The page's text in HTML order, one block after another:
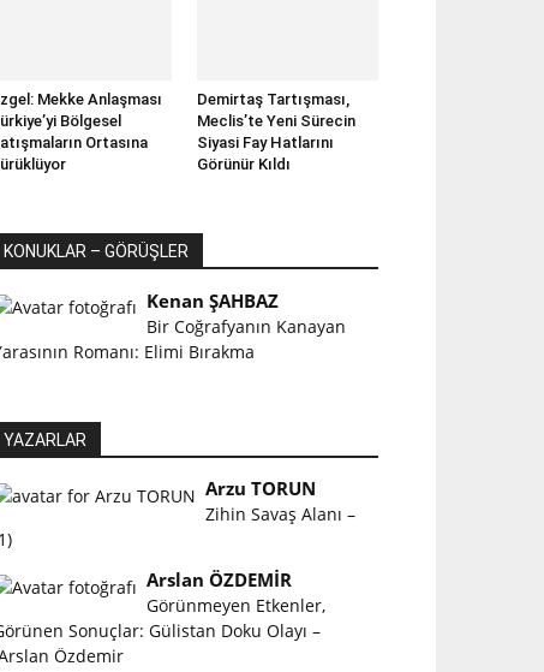
Mekke Anlaşması
Bölgesel
Ortasına
Demirtaş Tartışması,
Meclis’te Yeni Sürecin
Siyasi Fay Hatlarını
Görünür Kıldı
KONUKLAR – GÖRÜŞLER
Kenan ŞAHBAZ
Bir Coğrafyanın Kanayan
Romanı: Elimi Bırakma
YAZARLAR
Arzu TORUN
Zihin Savaş Alanı –
Arslan ÖZDEMİR
Görünmeyen Etkenler,
Sonuçlar: Gülistan Doku Olayı –
Özdemir